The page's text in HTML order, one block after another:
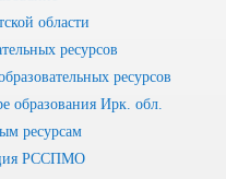
области
ресурсов
ресурсов
образования Ирк. обл.
ресурсам
РССПМО